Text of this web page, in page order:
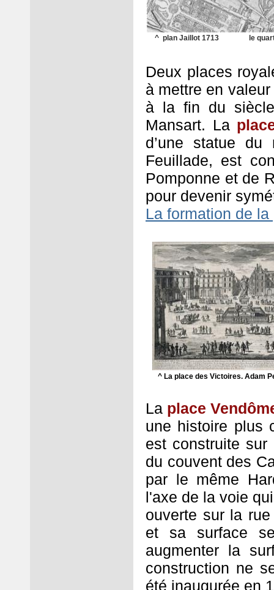
^ plan Jaillot 1713 le
Deux places
à mettre en
à la fin du
Mansart. La
d’une statue
Feuillade, est
Pomponne et de
pour devenir
La formation de
^ La place des Victoires. Adam
La place
une histoire plus
est construite sur
du couvent des
par le même
l'axe de la voie
ouverte sur la
et sa surface
augmenter la
construction ne
été inaugurée en